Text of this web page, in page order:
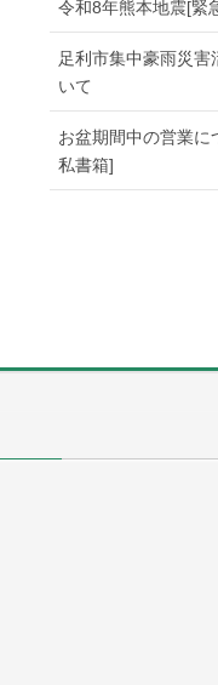
令和8年熊本地震[緊
足利市集中豪雨災害
いて
お盆期間中の営業に
私書箱]